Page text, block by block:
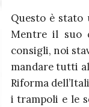
Questo è
Mentre il suo
consigli, noi
mandare tutti
Riforma
i trampoli e le